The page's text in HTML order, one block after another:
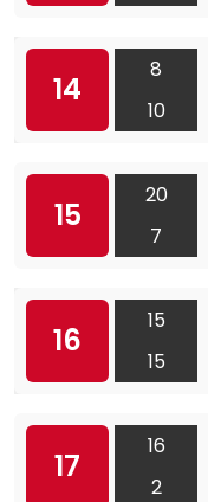
14
8
10
15
20
7
16
15
15
17
16
2